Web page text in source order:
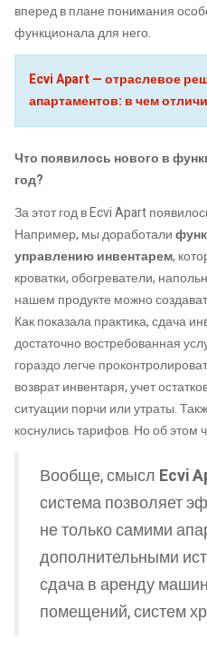
вперед в плане понимания
функционала для него.
Ecvi Apart — отраслевое
апартаментов: в чем
Что появилось нового в
год?
За этот год в Ecvi Apart
Например, мы доработали
управлению инвентарем,
кроватки, обогреватели,
нашем продукте можно
Как показала практика, сдача
достаточно востребованная
гораздо легче
возврат инвентаря, учет
ситуации порчи или утраты.
коснулись тарифов. Но об этом
Вообще, смысл Ecvi
система позволяет
не только самими
дополнительными
сдача в аренду
помещений, систем